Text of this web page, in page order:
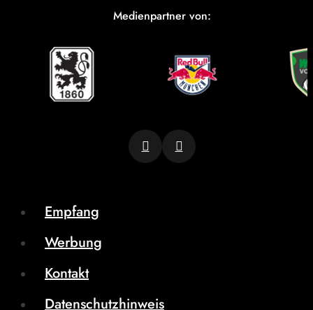
Medienpartner von:
Empfang
Werbung
Kontakt
Datenschutzhinweis